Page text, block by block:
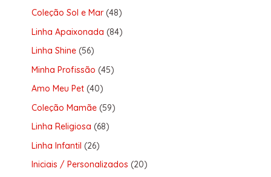
Coleção Sol e Mar 48
Linha Apaixonada 84
Linha Shine 56
Minha Profissão 45
Amo Meu Pet 40
Coleção Mamãe 59
Linha Religiosa 68
Linha Infantil 26
Iniciais / Personalizados 20